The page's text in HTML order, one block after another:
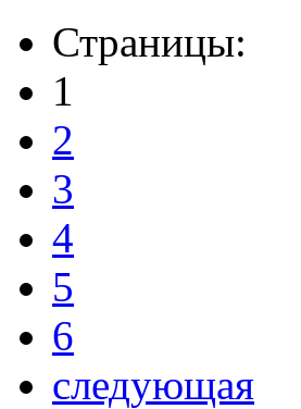
Страницы:
1
2
3
4
5
6
следующая